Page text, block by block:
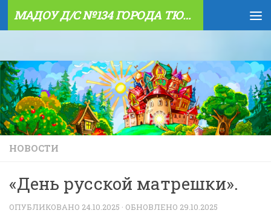
Skip to content МАДОУ Д/С №134 ГОРОДА ТЮМЕНИ
НОВОСТИ
«День русской матрешки».
ОПУБЛИКОВАНО 24.10.2025 · ОБНОВЛЕНО 29.10.2025